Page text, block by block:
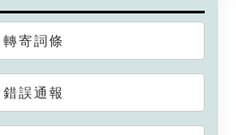
轉寄詞條
錯誤通報